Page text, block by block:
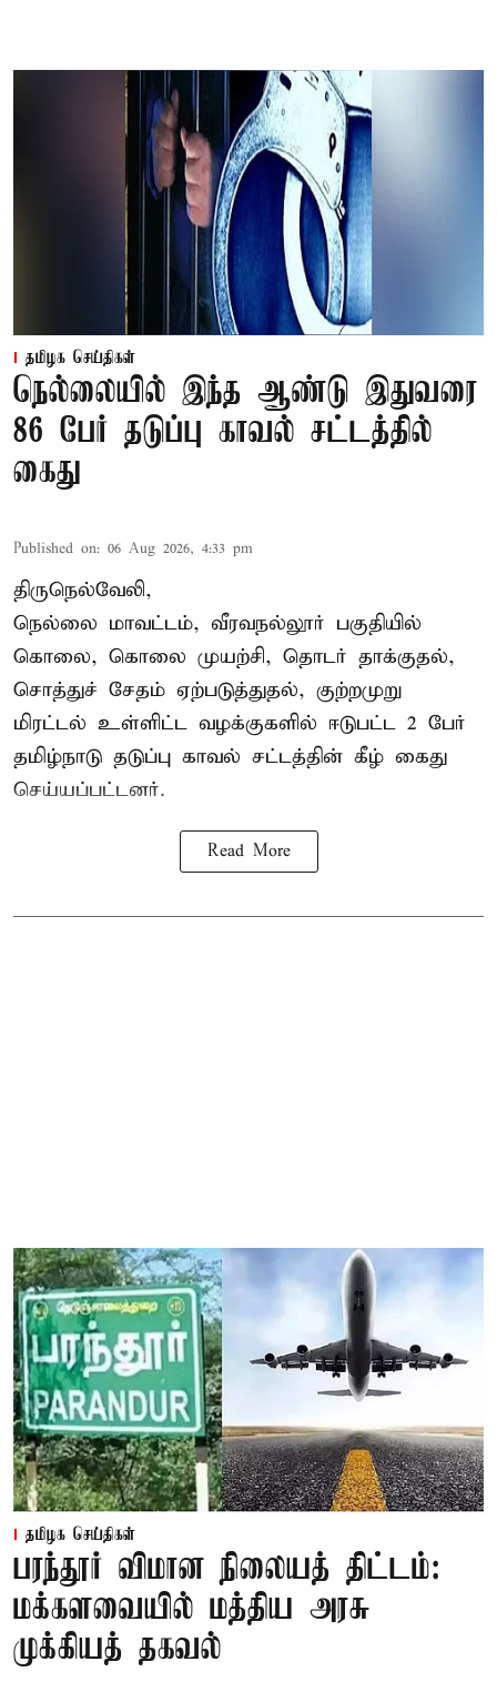
தமிழக செய்திகள்
நெல்லையில் இந்த ஆண்டு இதுவரை
86 பேர் தடுப்பு காவல் சட்டத்தில்
கைது
Published on: 06 Aug 2026, 4:33 pm
திருநெல்வேலி,
நெல்லை மாவட்டம், வீரவநல்லூர் பகுதியில்
கொலை, கொலை முயற்சி, தொடர் தாக்குதல்,
சொத்துச் சேதம் ஏற்படுத்துதல், குற்றமுறு
மிரட்டல் உள்ளிட்ட வழக்குகளில் ஈடுபட்ட 2 பேர்
தமிழ்நாடு தடுப்பு காவல் சட்டத்தின் கீழ் கைது
செய்யப்பட்டனர்.
Read More
தமிழக செய்திகள்
பரந்தூர் விமான நிலையத் திட்டம்:
மக்களவையில் மத்திய அரசு
முக்கியத் தகவல்